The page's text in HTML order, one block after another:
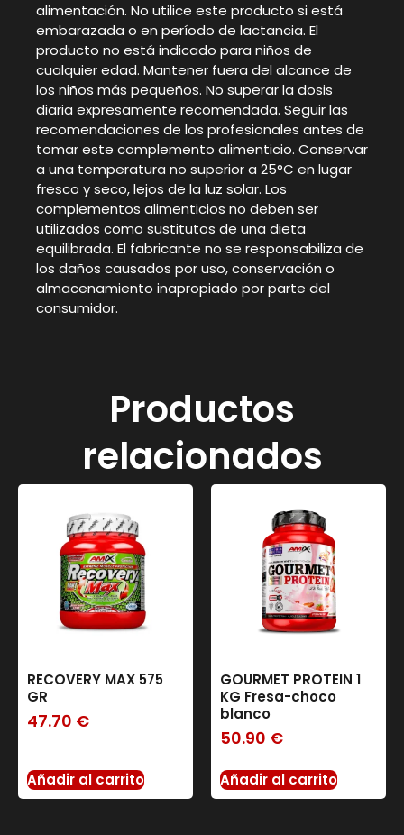
alimentación. No utilice este producto si está
embarazada o en período de lactancia. El
producto no está indicado para niños de
cualquier edad. Mantener fuera del alcance de
los niños más pequeños. No superar la dosis
diaria expresamente recomendada. Seguir las
recomendaciones de los profesionales antes de
tomar este complemento alimenticio. Conservar
a una temperatura no superior a 25°C en lugar
fresco y seco, lejos de la luz solar. Los
complementos alimenticios no deben ser
utilizados como sustitutos de una dieta
equilibrada. El fabricante no se responsabiliza de
los daños causados por uso, conservación o
almacenamiento inapropiado por parte del
consumidor.
Productos
relacionados
RECOVERY MAX 575
GR
47.70 €
Añadir al carrito
GOURMET PROTEIN 1
KG Fresa-choco
blanco
50.90 €
Añadir al carrito